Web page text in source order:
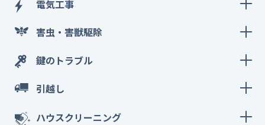
電気工事
害虫・害獣駆除
鍵のトラブル
引越し
ハウスクリーニング